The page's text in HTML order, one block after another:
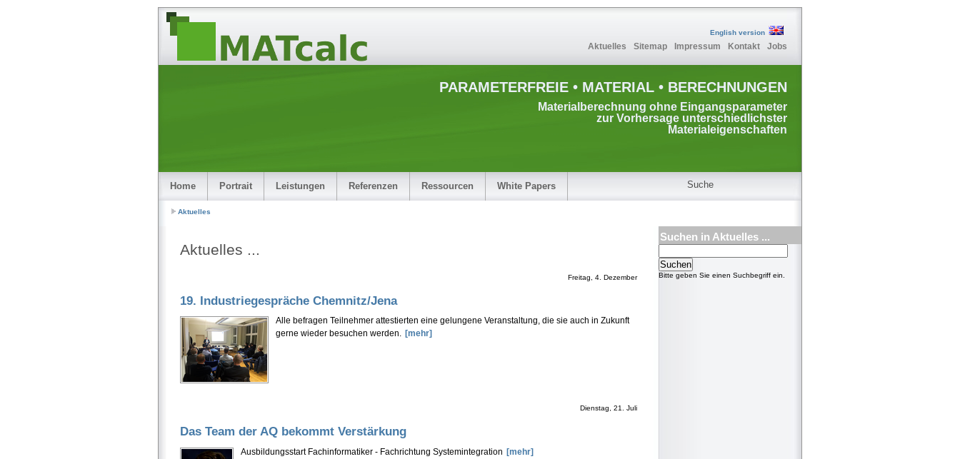
English version
Aktuelles Sitemap Impressum Kontakt Jobs
PARAMETERFREIE • MATERIAL • BERECHNUNGEN
Materialberechnung ohne Eingangsparameter
zur Vorhersage unterschiedlichster
Materialeigenschaften
Home Portrait Leistungen Referenzen Ressourcen White Papers Suche
Aktuelles
Aktuelles ...
Freitag, 4. Dezember
19. Industriegespräche Chemnitz/Jena
Alle befragen Teilnehmer attestierten eine gelungene Veranstaltung, die sie auch in Zukunft
gerne wieder besuchen werden. [mehr]
Dienstag, 21. Juli
Das Team der AQ bekommt Verstärkung
Ausbildungsstart Fachinformatiker - Fachrichtung Systemintegration [mehr]
Suchen in Aktuelles ...
Bitte geben Sie einen Suchbegriff ein.